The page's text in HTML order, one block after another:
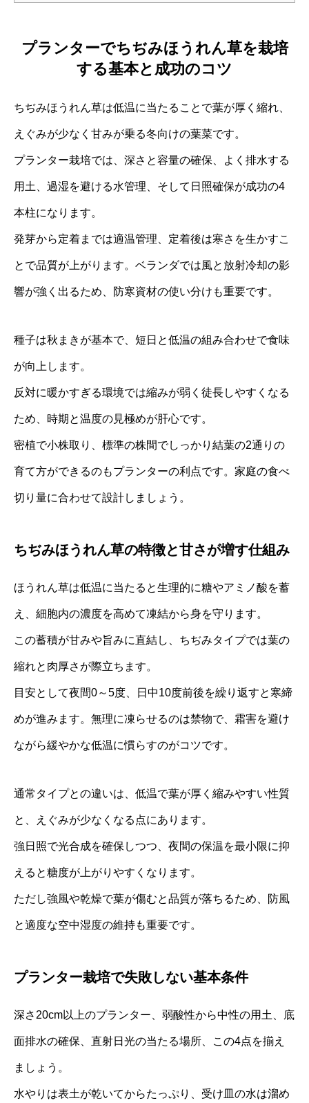
プランターでちぢみほうれん草を栽培
する基本と成功のコツ
ちぢみほうれん草は低温に当たることで葉が厚く縮れ、
えぐみが少なく甘みが乗る冬向けの葉菜です。
プランター栽培では、深さと容量の確保、よく排水する
用土、過湿を避ける水管理、そして日照確保が成功の4
本柱になります。
発芽から定着までは適温管理、定着後は寒さを生かすこ
とで品質が上がります。ベランダでは風と放射冷却の影
響が強く出るため、防寒資材の使い分けも重要です。
種子は秋まきが基本で、短日と低温の組み合わせで食味
が向上します。
反対に暖かすぎる環境では縮みが弱く徒長しやすくなる
ため、時期と温度の見極めが肝心です。
密植で小株取り、標準の株間でしっかり結葉の2通りの
育て方ができるのもプランターの利点です。家庭の食べ
切り量に合わせて設計しましょう。
ちぢみほうれん草の特徴と甘さが増す仕組み
ほうれん草は低温に当たると生理的に糖やアミノ酸を蓄
え、細胞内の濃度を高めて凍結から身を守ります。
この蓄積が甘みや旨みに直結し、ちぢみタイプでは葉の
縮れと肉厚さが際立ちます。
目安として夜間0～5度、日中10度前後を繰り返すと寒締
めが進みます。無理に凍らせるのは禁物で、霜害を避け
ながら緩やかな低温に慣らすのがコツです。
通常タイプとの違いは、低温で葉が厚く縮みやすい性質
と、えぐみが少なくなる点にあります。
強日照で光合成を確保しつつ、夜間の保温を最小限に抑
えると糖度が上がりやすくなります。
ただし強風や乾燥で葉が傷むと品質が落ちるため、防風
と適度な空中湿度の維持も重要です。
プランター栽培で失敗しない基本条件
深さ20cm以上のプランター、弱酸性から中性の用土、底
面排水の確保、直射日光の当たる場所、この4点を揃え
ましょう。
水やりは表土が乾いてからたっぷり、受け皿の水は溜め